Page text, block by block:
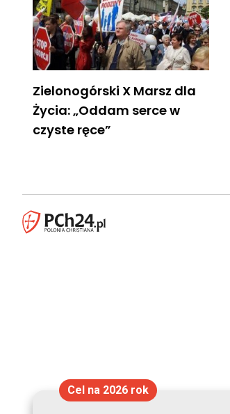
Zielonogórski X Marsz dla
Życia: „Oddam serce w
czyste ręce”
Cel na 2026 rok